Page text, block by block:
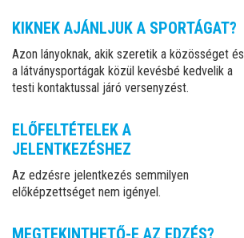
KIKNEK AJÁNLJUK A SPORTÁGAT?
Azon lányoknak, akik szeretik a közösséget és
a látványsportágak közül kevésbé kedvelik a
testi kontaktussal járó versenyzést.
ELŐFELTÉTELEK A
JELENTKEZÉSHEZ
Az edzésre jelentkezés semmilyen
előképzettséget nem igényel.